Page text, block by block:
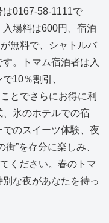
は0167-58-1111で
場料は600円、宿泊
無料で、シャトルバ
。トマム宿泊者は入
10％割引、
とでさらにお得に利
氷のホテルでの宿
のスイーツ体験、夜
”を存分に楽しみ、
ください。春のトマ
な夜があなたを待っ